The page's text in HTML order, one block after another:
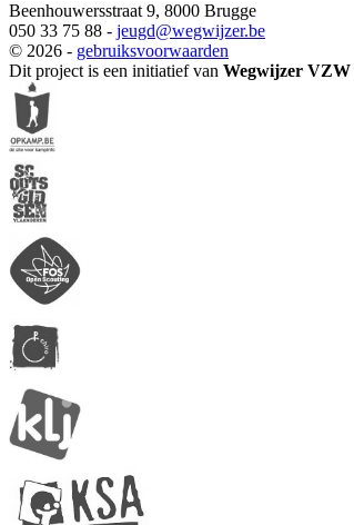
Beenhouwersstraat 9, 8000 Brugge
050 33 75 88 - jeugd@wegwijzer.be
© 2026 - gebruiksvoorwaarden
Dit project is een initiatief van Wegwijzer VZW